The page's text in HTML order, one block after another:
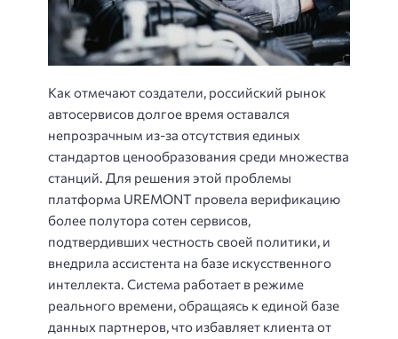
Как отмечают создатели, российский рынок
автосервисов долгое время оставался
непрозрачным из-за отсутствия единых
стандартов ценообразования среди множества
станций. Для решения этой проблемы
платформа UREMONT провела верификацию
более полутора сотен сервисов,
подтвердивших честность своей политики, и
внедрила ассистента на базе искусственного
интеллекта. Система работает в режиме
реального времени, обращаясь к единой базе
данных партнеров, что избавляет клиента от